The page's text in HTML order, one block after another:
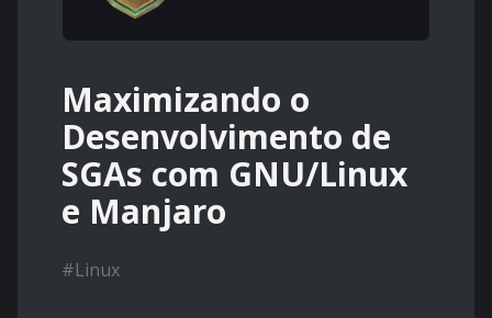
Maximizando o
Desenvolvimento de
SGAs com GNU/Linux
e Manjaro
#Linux